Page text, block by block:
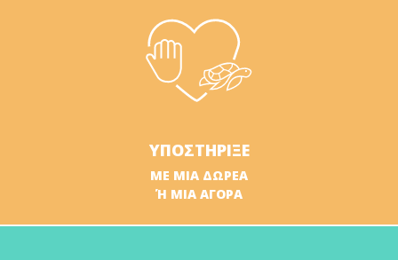
ΥΠΟΣΤΗΡΙΞΕ
ΜΕ ΜΙΑ ΔΩΡΕΑ
Ή ΜΙΑ ΑΓΟΡΑ